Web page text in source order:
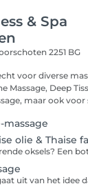
& Spa
2251 BG
voor diverse
Massage, Deep
maar ook voor
olie & Thaise